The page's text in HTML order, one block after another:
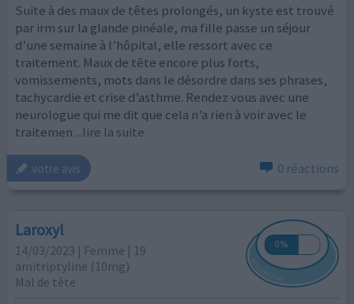
Suite à des maux de têtes prolongés, un kyste est trouvé
par irm sur la glande pinéale, ma fille passe un séjour
d’une semaine à l’hôpital, elle ressort avec ce
traitement. Maux de tête encore plus forts,
vomissements, mots dans le désordre dans ses phrases,
tachycardie et crise d’asthme. Rendez vous avec une
neurologue qui me dit que cela n’a rien à voir avec le
traitemen ...lire la suite
votre avis 0 réactions
Laroxyl
14/03/2023 | Femme | 19
amitriptyline (10mg)
Mal de tête